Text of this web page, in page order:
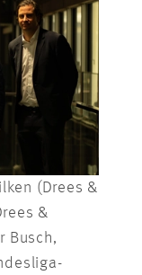
(Drees &
&
Busch,